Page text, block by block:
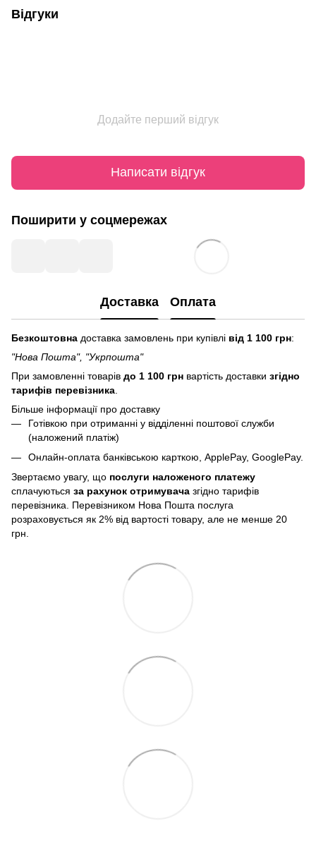
Відгуки
Додайте перший відгук
Написати відгук
Поширити у соцмережах
Доставка Оплата
Безкоштовна доставка замовлень при купівлі від 1 100 грн:
"Нова Пошта", "Укрпошта"
При замовленні товарів до 1 100 грн вартість доставки згідно
тарифів перевізника
Більше інформації про доставку
Готівкою при отриманні у відділенні поштової служби
(наложений платіж)
Онлайн-оплата банківською карткою, ApplePay, GooglePay.
Звертаємо увагу, що послуги наложеного платежу
сплачуються за рахунок отримувача згідно тарифів
перевізника. Перевізником Нова Пошта послуга
розраховується як 2% від вартості товару, але не менше 20
грн.